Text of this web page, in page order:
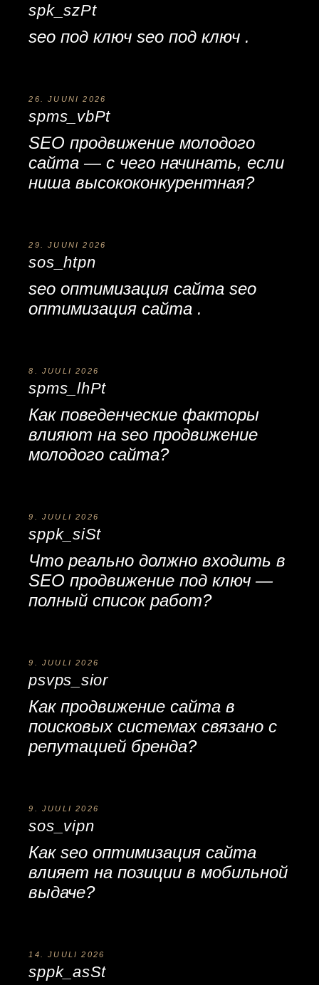
spk_szPt
seo под ключseo под ключ .
26. JUUNI 2026
spms_vbPt
SEO продвижение молодого
сайта — с чего начинать, если
ниша высококонкурентная?
29. JUUNI 2026
sos_htpn
seo оптимизация сайтаseo
оптимизация сайта .
8. JUULI 2026
spms_lhPt
Как поведенческие факторы
влияют наseo продвижение
молодого сайта?
9. JUULI 2026
sppk_siSt
Что реально должно входить в
SEO продвижение под ключ —
полный список работ?
9. JUULI 2026
psvps_sior
Какпродвижение сайта в
поисковых системахсвязано с
репутацией бренда?
9. JUULI 2026
sos_vipn
Какseo оптимизация сайта
влияет на позиции в мобильной
выдаче?
14. JUULI 2026
sppk_asSt